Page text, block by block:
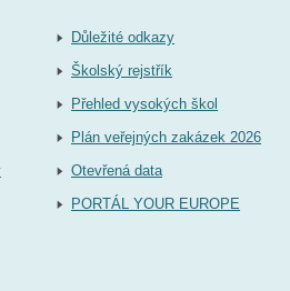
Důležité odkazy
Školský rejstřík
Přehled vysokých škol
Plán veřejných zakázek 2026
Otevřená data
PORTÁL YOUR EUROPE